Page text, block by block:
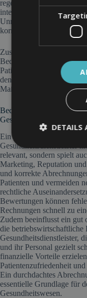
regelmäßig kontrolliert
interne Audits tragen dazu
Unregelmäßigkeiten
korrigieren.
Zusätzlich sind
Bedeutung. Durch die
Patientendaten müssen
den geltenden
Maßnahmen zur
Bedeutung des
Gesundheitsdienstleister
Ein professionelles
Gesundheitsdienstleister
relevant, sondern spielt
Marketing, Reputation
und korrekte
Patienten und vermeiden
rechtliche
Bewertungen können
Rechnungen schnell zu
Zudem beeinflusst ein gut
die
Gesundheitsdienstleister,
und ihr Personal gezielt
finanzielle Vorteile
Patientenzufriedenheit
Ein durchdachtes
essentielle Grundlage für
Gesundheitswesen.
DETAILS